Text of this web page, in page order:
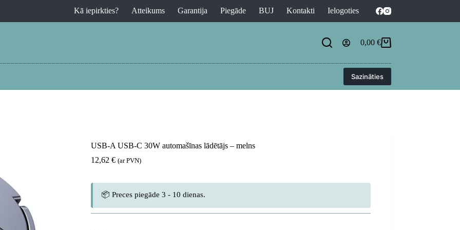
Kā iepirkties? Atteikums Garantija Piegāde BUJ Kontakti Ielogoties
Shopping
0,00 €
Sazināties
USB-A USB-C 30W automašīnas lādētājs – melns
12,62 € (ar PVN)
📦 Preces piegāde 3 - 10 dienas.